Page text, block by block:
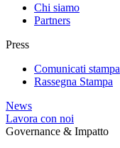
Chi siamo
Partners
Press
Comunicati stampa
Rassegna Stampa
News
Lavora con noi
Governance & Impatto